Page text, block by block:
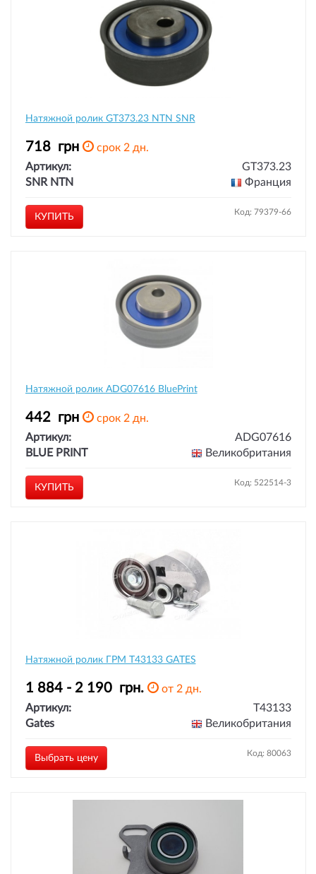
Натяжной ролик GT373.23 NTN SNR
718 грн
срок 2 дн.
Артикул:
GT373.23
SNR NTN
Франция
КУПИТЬ Код: 79379-66
Натяжной ролик ADG07616 BluePrint
442 грн
срок 2 дн.
Артикул:
ADG07616
BLUE PRINT
Великобритания
КУПИТЬ Код: 522514-3
Натяжной ролик ГРМ T43133 GATES
1 884 - 2 190 грн.
от 2 дн.
Артикул:
T43133
Gates
Великобритания
Выбрать цену Код: 80063